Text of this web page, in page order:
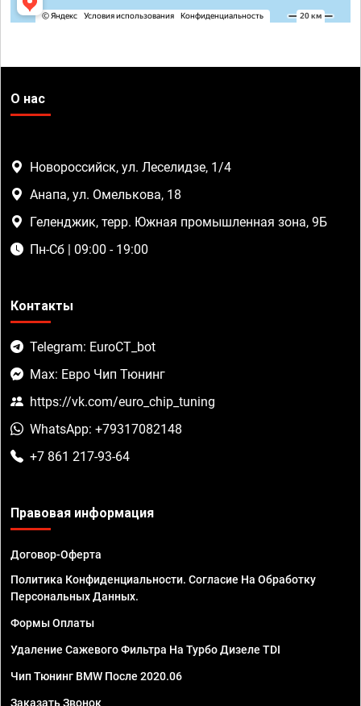
О нас
Новороссийск, ул. Леселидзе, 1/4
Анапа, ул. Омелькова, 18
Геленджик, терр. Южная промышленная зона, 9Б
Пн-Сб | 09:00 - 19:00
Контакты
Telegram: EuroCT_bot
Max: Евро Чип Тюнинг
https://vk.com/euro_chip_tuning
WhatsApp: +79317082148
+7 861 217-93-64
Правовая информация
Договор-Оферта
Политика Конфиденциальности. Согласие На Обработку
Персональных Данных.
Формы Оплаты
Удаление Сажевого Фильтра На Турбо Дизеле TDI
Чип Тюнинг BMW После 2020.06
Заказать Звонок